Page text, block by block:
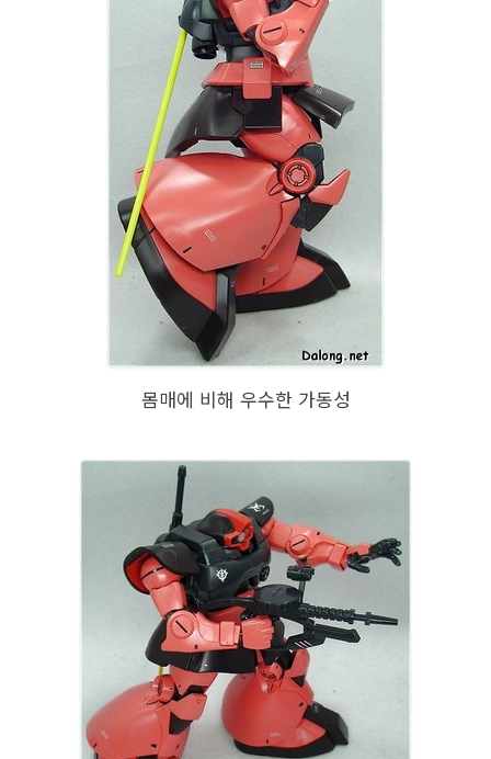
몸매에 비해 우수한 가동성